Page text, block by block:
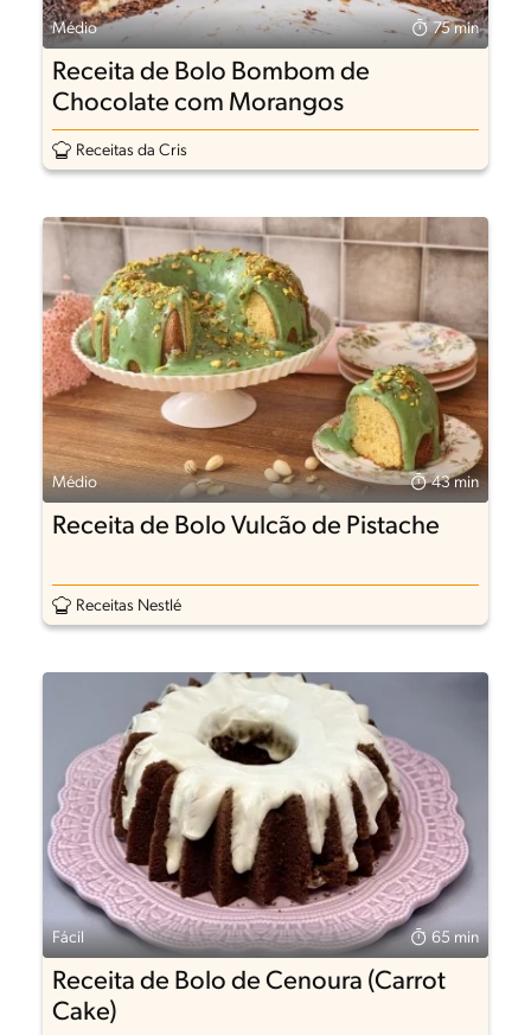
Médio 75 min
Receita de Bolo Bombom de
Chocolate com Morangos
Receitas da Cris
Médio 43 min
Receita de Bolo Vulcão de Pistache
Receitas Nestlé
Fácil 65 min
Receita de Bolo de Cenoura (Carrot
Cake)